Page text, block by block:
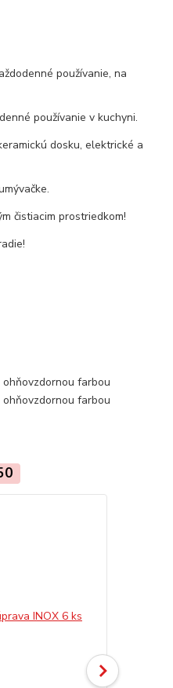
používanie, na
používanie v kuchyni.
dosku, elektrické a
čistiacim prostriedkom!